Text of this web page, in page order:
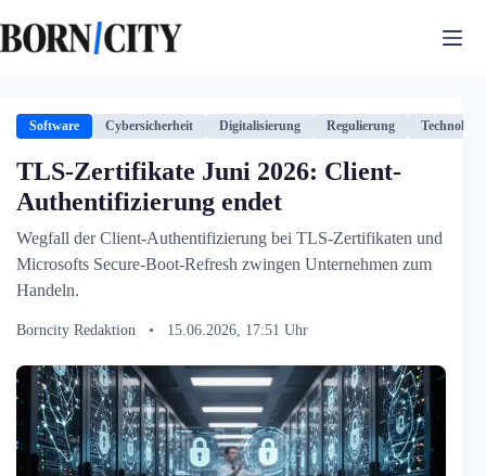
Inhalt
springen
Software Cybersicherheit Digitalisierung Regulierung Technologie
TLS-Zertifikate Juni 2026: Client-
Authentifizierung endet
Wegfall der Client-Authentifizierung bei TLS-Zertifikaten und
Microsofts Secure-Boot-Refresh zwingen Unternehmen zum
Handeln.
Borncity Redaktion • 15.06.2026, 17:51 Uhr